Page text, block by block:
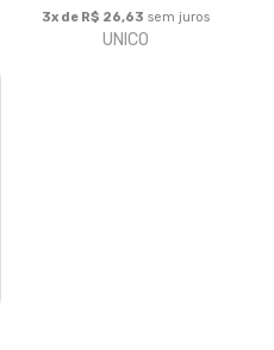
3x de R$ 26,63 sem juros
UNICO